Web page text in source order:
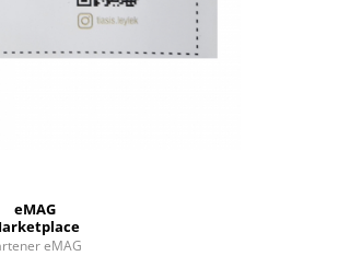
eMAG
eMAG